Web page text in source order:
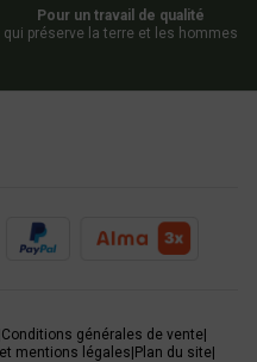
Pour un travail de qualité
qui préserve la terre et les hommes
Conditions générales de vente|
mentions légales Plan du site|